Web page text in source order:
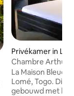
Privékamer in
Chambre Arthur
La Maison Bleue
Lomé, Togo. Dit huis is ecologisch
gebouwd met